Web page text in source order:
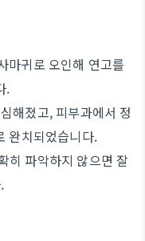
마귀로 오인해 연고를
.
해졌고, 피부과에서 정
완치되었습니다.
히 파악하지 않으면 잘